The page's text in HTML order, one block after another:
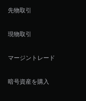
先物取引
現物取引
マージントレード
暗号資産を購入